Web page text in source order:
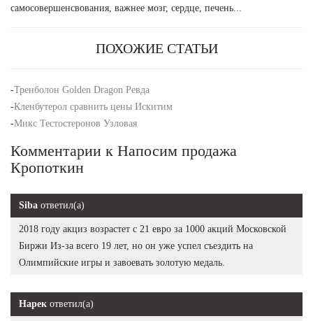
самосовершенсвования, важнее мозг, сердце, печень...
ПОХОЖИЕ СТАТЬИ
-Тренболон Golden Dragon Ревда
-Кленбутерол сравнить цены Искитим
-Микс Тестостеронов Узловая
Комментарии к Напосим продажа
Кропоткин
Siba ответил(а)
2018 году акциз возрастет с 21 евро за 1000 акций Московской
Биржи Из-за всего 19 лет, но он уже успел съездить на
Олимпийские игры и завоевать золотую медаль.
Нарек ответил(а)